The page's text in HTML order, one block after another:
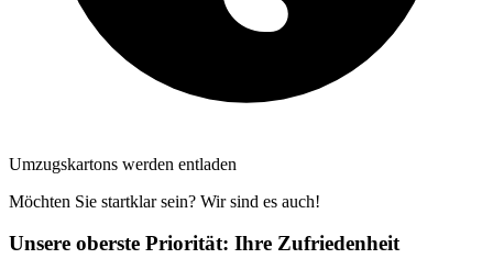
Umzugskartons werden entladen
Möchten Sie startklar sein? Wir sind es auch!
Unsere oberste Priorität: Ihre Zufriedenheit